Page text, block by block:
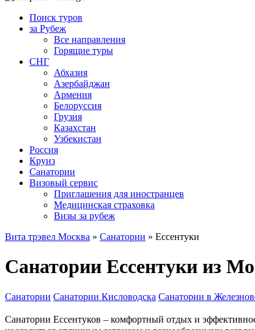
Поиск туров
за Рубеж
Все направления
Горящие туры
СНГ
Абхазия
Азербайджан
Армения
Белоруссия
Грузия
Казахстан
Узбекистан
Россия
Круиз
Санатории
Визовый сервис
Приглашения для иностранцев
Медицинская страховка
Визы за рубеж
Вита трэвел Москва » Санатории » Ессентуки
Санатории Ессентуки из
Санатории Санатории Кисловодска Санатории в
Санатории Ессентуков – комфортный отдых и